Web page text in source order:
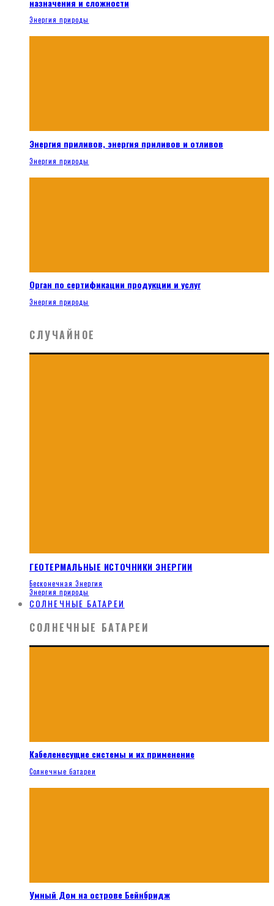
назначения и сложности
Энергия природы
Энергия приливов, энергия приливов и отливов
Энергия природы
Орган по сертификации продукции и услуг
Энергия природы
СЛУЧАЙНОЕ
ГЕОТЕРМАЛЬНЫЕ ИСТОЧНИКИ ЭНЕРГИИ
Бесконечная Энергия
Энергия природы
СОЛНЕЧНЫЕ БАТАРЕИ
СОЛНЕЧНЫЕ БАТАРЕИ
Кабеленесущие системы и их применение
Солнечные батареи
Умный Дом на острове Бейнбридж